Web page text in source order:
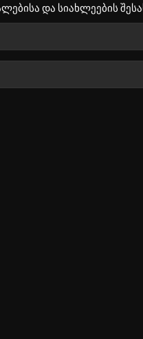
და სიახლეების